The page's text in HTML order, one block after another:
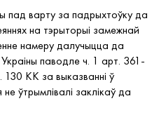
пад варту за падрыхтоўку да
на тэрыторыі замежнай
намеру далучыцца да
паводле ч. 1 арт. 361-
КК за выказванні ў
ўтрымлівалі заклікаў да